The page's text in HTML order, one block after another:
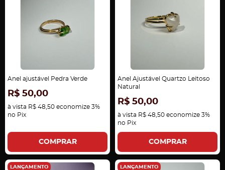
Anel ajustável Pedra Verde
R$ 50,00
à vista R$ 48,50 economize 3%
no Pix
COMPRAR
Anel Ajustável Quartzo Leitoso
Natural
R$ 50,00
à vista R$ 48,50 economize 3%
no Pix
COMPRAR
LANÇAMENTO LANÇAMENTO